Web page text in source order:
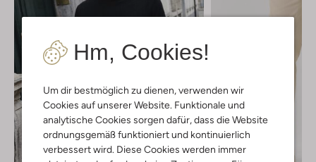
Hm, Cookies!
Um dir bestmöglich zu dienen, verwenden wir
Cookies auf unserer Website. Funktionale und
analytische Cookies sorgen dafür, dass die Website
ordnungsgemäß funktioniert und kontinuierlich
verbessert wird. Diese Cookies werden immer